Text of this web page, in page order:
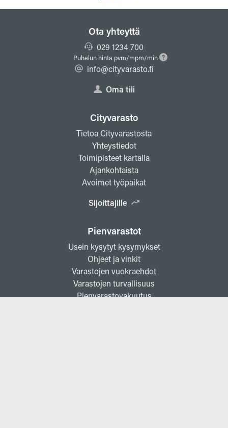
Ota yhteyttä
029 1234 700
Puhelun hinta pvm/mpm/min
info@cityvarasto.fi
Oma tili
Cityvarasto
Tietoa Cityvarastosta
Yhteystiedot
Toimipisteet kartalla
Ajankohtaista
Avoimet työpaikat
Sijoittajille
Pienvarastot
Usein kysytyt kysymykset
Ohjeet ja vinkit
Varastojen vuokraehdot
Varastojen turvallisuus
Pienvarastovakuutus